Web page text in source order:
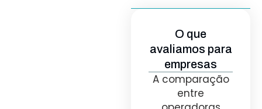
O que
avaliamos para
empresas
A comparação
entre